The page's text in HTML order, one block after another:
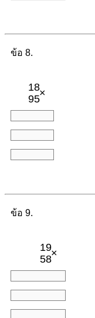
ข้อ 8.
18
×
95
ข้อ 9.
19
×
58